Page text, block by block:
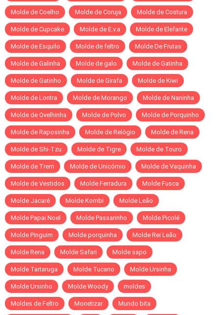
Molde de Coelho Molde de Coruja Molde de Costura
Molde de Cupcake Molde de E.v.a Molde de Elefante
Molde de Esquilo Molde de feltro Molde De Frutas
Molde de Galinha Molde de galo Molde de Gatinha
Molde de Gatinho Molde de Girafa Molde de Kiwi
Molde de Lontra Molde de Morango Molde de Naninha
Molde de Ovelhinha Molde de Polvo Molde de Porquinho
Molde de Raposinha Molde de Relógio Molde de Rena
Molde de Shi-Tzu Molde de Tigre Molde de Touro
Molde de Trem Molde de Unicórnio Molde de Vaquinha
Molde de Vestidos Molde Ferradura Molde Fusca
Molde Jacaré Molde Kombi Molde Leão
Molde Papai Noel Molde Passarinho Molde Picolé
Molde Pinguim Molde porquinha Molde Rei Leão
Molde Rena Molde Safari Molde sapo
Molde Tartaruga Molde Tucano Molde Ursinha
Molde Ursinho Molde Woody moldes
Moldes de Feltro Monetizar Mundo bita